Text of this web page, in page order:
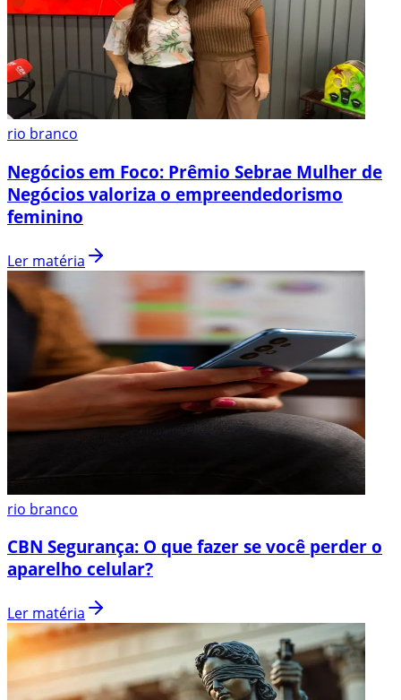
rio branco
Negócios em Foco: Prêmio Sebrae Mulher de
Negócios valoriza o empreendedorismo
feminino
Ler matéria
rio branco
CBN Segurança: O que fazer se você perder o
aparelho celular?
Ler matéria